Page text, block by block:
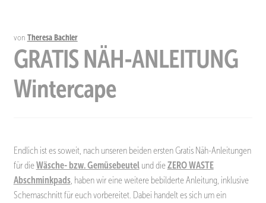
von Theresa Bachler
GRATIS NÄH-ANLEITUNG
Wintercape
Endlich ist es soweit, nach unseren beiden ersten Gratis Näh-Anleitungen
für dieWäsche- bzw. Gemüsebeutelund dieZERO WASTE
Abschminkpads, haben wir eine weitere bebilderte Anleitung, inklusive
Schemaschnitt für euch vorbereitet. Dabei handelt es sich um ein